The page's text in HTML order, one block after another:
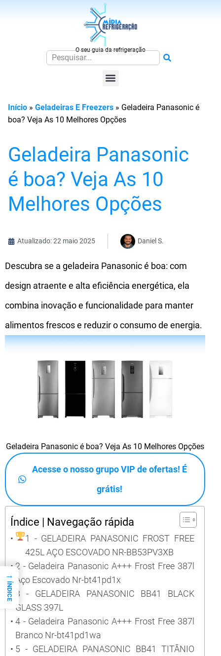
O seu guia da refrigeração
Início »Geladeiras E Freezers » Geladeira Panasonic é
boa? Veja As 10 Melhores Opções
Geladeira Panasonic
é boa? Veja As 10
Melhores Opções
Atualizado: 22 maio 2025 Daniel S.
Descubra se a geladeira Panasonic é boa: com
design atraente e alta eficiência energética, ela
combina inovação e funcionalidade para manter
alimentos frescos e reduzir o consumo de energia.
Geladeira Panasonic é boa? Veja As 10 Melhores Opções
Acesse o nosso grupo VIP de ofertas! É
grátis!
Índice | Navegação rápida
1 - GELADEIRA PANASONIC FROST FREE
425L AÇO ESCOVADO NR-BB53PV3XB
2 - Geladeira Panasonic A+++ Frost Free 387l
Aço Escovado Nr-bt41pd1x
3 - GELADEIRA PANASONIC BB41 BLACK
GLASS 397L
4 - Geladeira Panasonic A+++ Frost Free 387l
Branco Nr-bt41pd1wa
5 - GELADEIRA PANASONIC BB41 TITÂNIO
→
ÍNDICE